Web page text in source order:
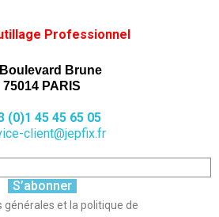
Professionnel
Brune
75014 PARIS
(0)1 45 45 65 05
client@jepfix.fr
S’abonner
et la politique de